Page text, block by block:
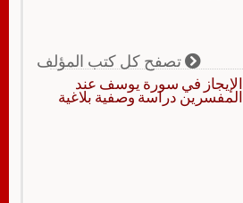
تصفح كل كتب المؤلف
الإيجاز في سورة يوسف عند
المفسرين دراسة وصفية بلاغية